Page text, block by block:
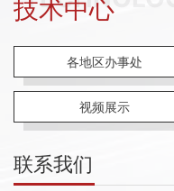
技术中心
各地区办事处
视频展示
联系我们